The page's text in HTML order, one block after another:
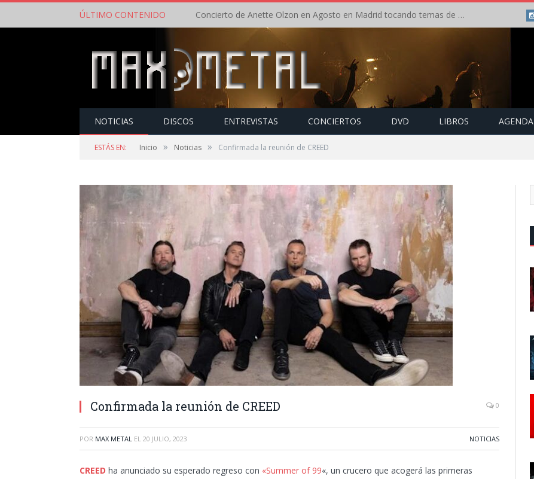
ÚLTIMO CONTENIDO Concierto de Anette Olzon en Agosto en Madrid tocando temas de Nightwish
NOTICIAS DISCOS ENTREVISTAS CONCIERTOS DVD LIBROS AGENDA
ESTÁS EN: Inicio » Noticias » Confirmada la reunión de CREED
Confirmada la reunión de CREED 0
POR MAX METAL EL 20 JULIO, 2023 NOTICIAS
CREED ha anunciado su esperado regreso con «Summer of 99«, un crucero que acogerá las primeras